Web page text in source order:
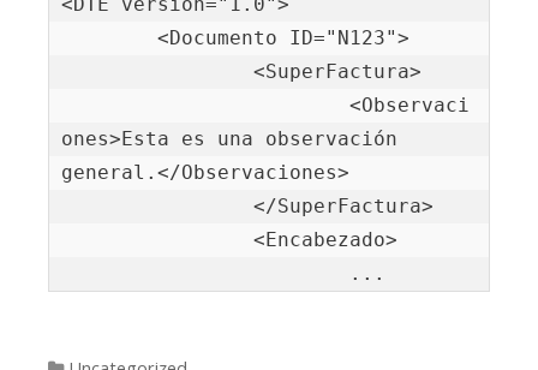
ones>Esta es una observación
general.</Observaciones>
			...